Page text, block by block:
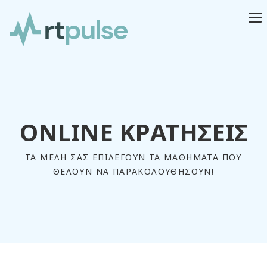
ONLINE ΚΡΑΤΗΣΕΙΣ
ΤΑ ΜΕΛΗ ΣΑΣ ΕΠΙΛΕΓΟΥΝ ΤΑ ΜΑΘΗΜΑΤΑ ΠΟΥ
ΘΕΛΟΥΝ ΝΑ ΠΑΡΑΚΟΛΟΥΘΗΣΟΥΝ!